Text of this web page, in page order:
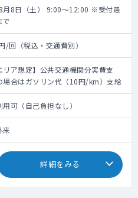
月8日（土） 9:00～12:00 ※受付患
で
/回（税込・交通費別）
リア想定】公共交通機関分実費支
場合はガソリン代（10円/km）支給
可（自己負担なし）
来
詳細をみる